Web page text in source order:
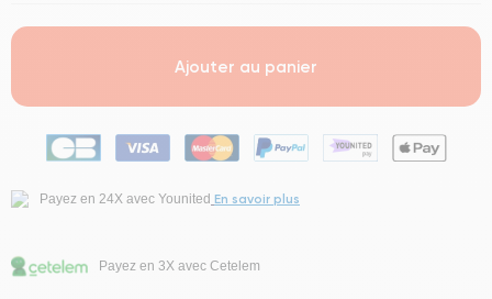
Ajouter au panier
Payez en 24X avec Younited En savoir plus
Payez en 3X avec Cetelem